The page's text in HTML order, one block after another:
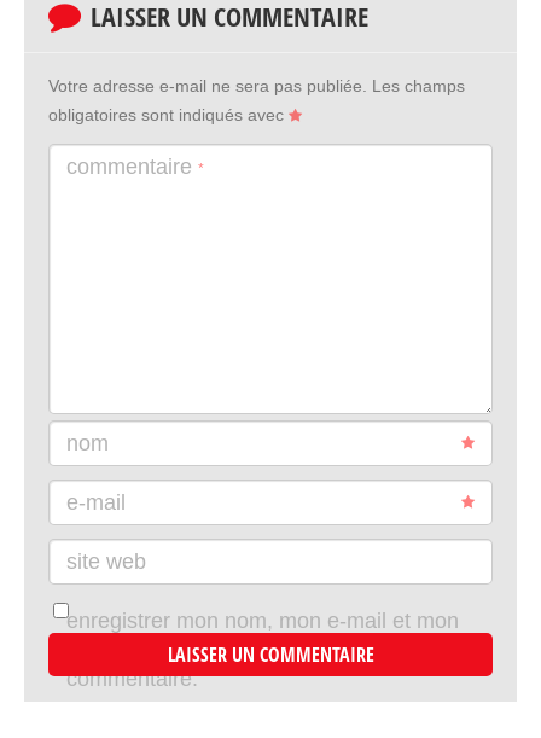
LAISSER UN COMMENTAIRE
Votre adresse e-mail ne sera pas publiée.
Les champs
obligatoires sont indiqués avec
commentaire *
nom
e-mail
site web
enregistrer mon nom, mon e-mail et mon
site dans le navigateur pour mon prochain
commentaire.